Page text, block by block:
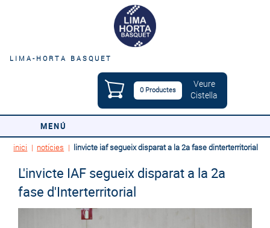
LIMA-HORTA BASQUET
0 Productes
Veure
Cistella
MENÚ
inici | notícies | linvicte iaf segueix disparat a la 2a fase dinterterritorial
L'invicte IAF segueix disparat a la 2a
fase d'Interterritorial